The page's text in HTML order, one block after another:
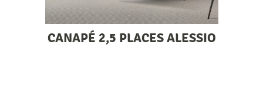
CANAPÉ 2,5 PLACES ALESSIO